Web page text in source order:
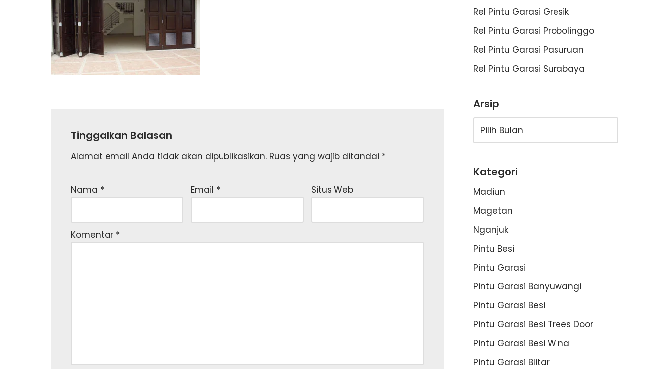
Tinggalkan Balasan
Alamat email Anda tidak akan dipublikasikan. Ruas yang wajib ditandai *
Nama * Email * Situs Web
Komentar *
Rel Pintu Garasi Gresik
Rel Pintu Garasi Probolinggo
Rel Pintu Garasi Pasuruan
Rel Pintu Garasi Surabaya
Arsip
Kategori
Madiun
Magetan
Nganjuk
Pintu Besi
Pintu Garasi
Pintu Garasi Banyuwangi
Pintu Garasi Besi
Pintu Garasi Besi Trees Door
Pintu Garasi Besi Wina
Pintu Garasi Blitar